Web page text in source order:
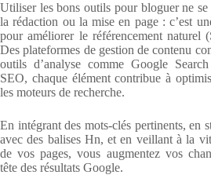
Utiliser les bons outils pour bloguer ne
la rédaction ou la mise en page : c’est
pour améliorer le référencement naturel
Des plateformes de gestion de contenu
outils d’analyse comme Google
SEO, chaque élément contribue à
les moteurs de recherche.
En intégrant des mots-clés pertinents, en
avec des balises Hn, et en veillant à la
de vos pages, vous augmentez vos
tête des résultats Google.